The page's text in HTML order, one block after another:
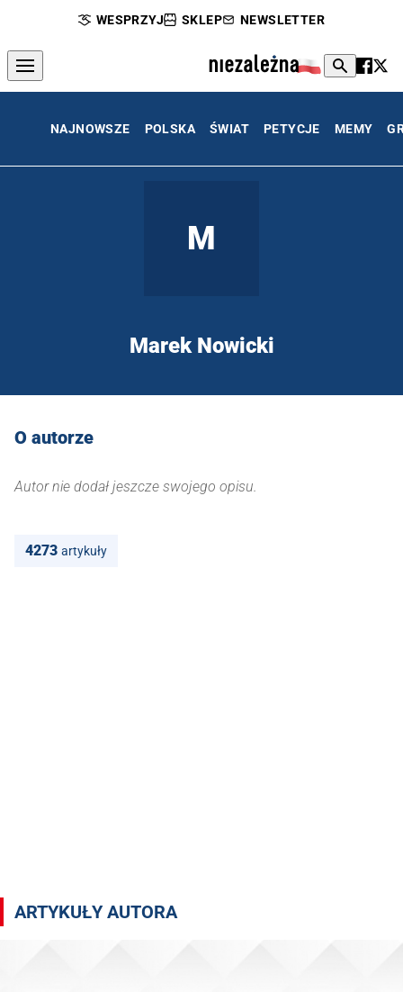
WESPRZYJ SKLEP NEWSLETTER
NAJNOWSZE POLSKA ŚWIAT PETYCJE MEMY
M
Marek Nowicki
O autorze
Autor nie dodał jeszcze swojego opisu.
4273 artykuły
Artykuły autora Marek Nowicki
ARTYKUŁY AUTORA